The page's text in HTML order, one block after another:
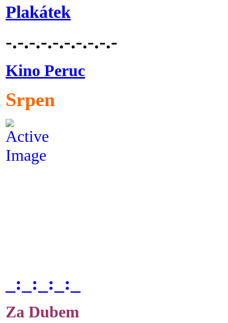
Plakátek
-.-.-.-.-.-.-.-.-.-
Kino Peruc
Srpen
_:_:_:_:_
Za Dubem